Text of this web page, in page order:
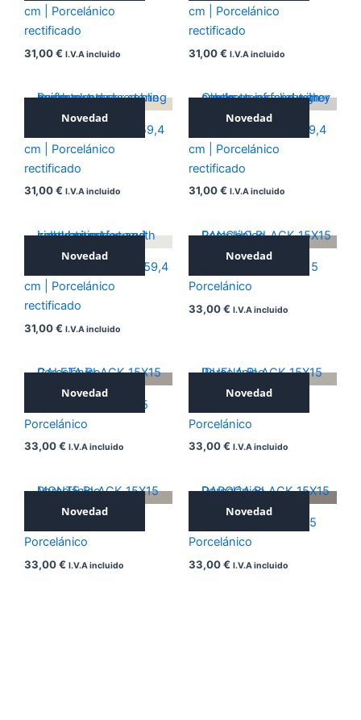
cm | Porcelánico
rectificado
31,00€ I.V.A incluido
cm | Porcelánico
rectificado
31,00€ I.V.A incluido
Novedad
ICONIC BEIGE 59,4×59,4
cm | Porcelánico
rectificado
31,00€ I.V.A incluido
Novedad
ICONIC GREY 59,4×59,4
cm | Porcelánico
rectificado
31,00€ I.V.A incluido
Novedad
ICONIC WHITE 59,4×59,4
cm | Porcelánico
rectificado
31,00€ I.V.A incluido
Novedad
RANCHO BLACK 15X15
Porcelánico
33,00€ I.V.A incluido
Novedad
CALETA BLACK 15X15
Porcelánico
33,00€ I.V.A incluido
Novedad
Porcelánico
33,00€ I.V.A incluido
Novedad
Porcelánico
33,00€ I.V.A incluido
Novedad
DAROCA BLACK 15X15
Porcelánico
33,00€ I.V.A incluido